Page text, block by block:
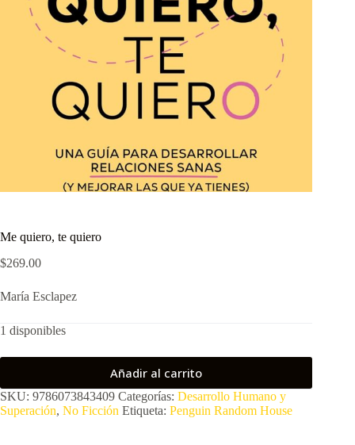
Me quiero, te quiero
$269.00
María Esclapez
1 disponibles
Añadir al carrito
SKU: 9786073843409 Categorías: Desarrollo Humano y
Superación, No Ficción Etiqueta: Penguin Random House